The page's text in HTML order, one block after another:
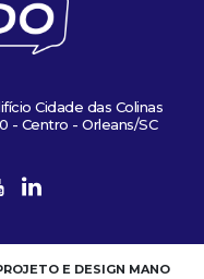
Cidade das Colinas
- Centro - Orleans/SC
E DESIGN MANO